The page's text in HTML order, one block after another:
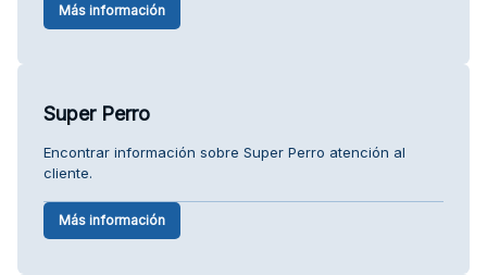
Más información
Super Perro
Encontrar información sobre Super Perro atención al
cliente.
Más información